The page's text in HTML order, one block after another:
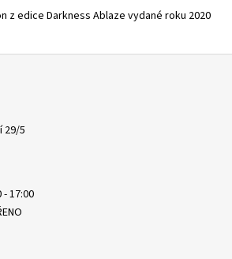
z edice Darkness Ablaze vydané roku 2020
29/5
17:00